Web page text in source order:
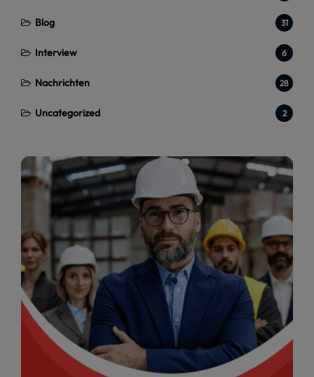
Blog 31
Interview 6
Nachrichten 28
Uncategorized 2